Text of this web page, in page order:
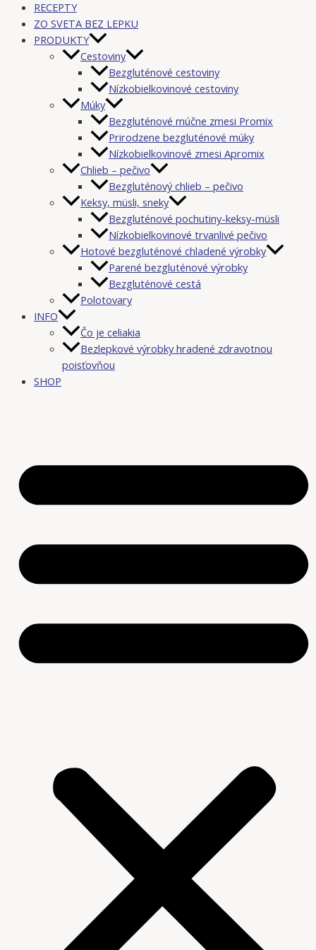
RECEPTY
ZO SVETA BEZ LEPKU
PRODUKTY
Cestoviny
Bezgluténové cestoviny
Nízkobielkovinové cestoviny
Múky
Bezgluténové múčne zmesi Promix
Prirodzene bezgluténové múky
Nízkobielkovinové zmesi Apromix
Chlieb – pečivo
Bezgluténový chlieb – pečivo
Keksy, müsli, sneky
Bezgluténové pochutiny-keksy-müsli
Nízkobielkovinové trvanlivé pečivo
Hotové bezgluténové chladené výrobky
Parené bezgluténové výrobky
Bezgluténové cestá
Polotovary
INFO
Čo je celiakia
Bezlepkové výrobky hradené zdravotnou
poisťovňou
SHOP